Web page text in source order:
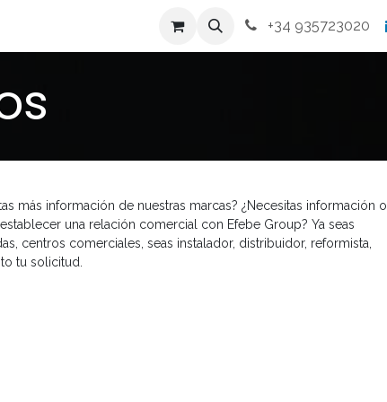
Contacto +34 935723020
más información de nuestras marcas? ¿Necesitas información o
una relación comercial con Efebe Group? Ya seas
centros comerciales, seas instalador, distribuidor, reformista,
tu solicitud.